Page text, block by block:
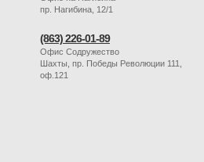
пр. Нагибина, 12/1
(863) 226-01-89
Офис Содружество
Шахты, пр. Победы Революции 111,
оф.121